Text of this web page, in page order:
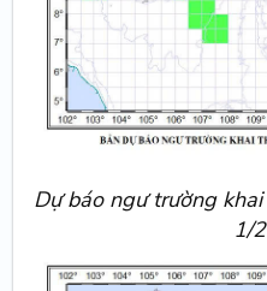
Dự báo ngư trường
1/